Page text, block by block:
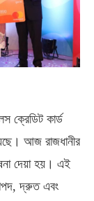
ক্রেডিট কার্ড
আজ রাজধানীর
দেয়া হয়। এই
দ্রুত এবং